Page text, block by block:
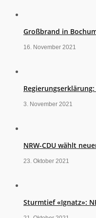
Großbrand in
16. November 2021
3. November 2021
NRW-CDU wählt
23. Oktober 2021
Sturmtief «Ignatz»: